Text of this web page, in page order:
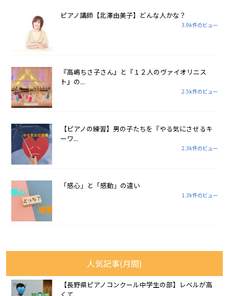
ピアノ講師【北澤由美子】どんな人かな？
3.9k件のビュー
『高嶋ちさ子さん』と『１２人のヴァイオリニス
ト』の...
2.5k件のビュー
【ピアノの練習】男の子たちを『やる気にさせるキ
ーワ...
2.3k件のビュー
「感心」と「感動」の違い
1.3k件のビュー
人気記事(月間)
【長野県ピアノコンクール中学生の部】レベルが高